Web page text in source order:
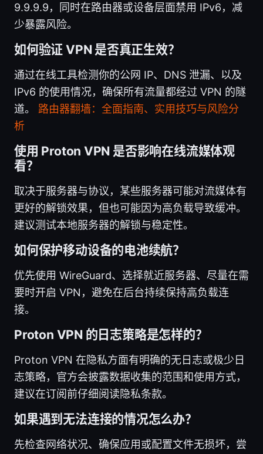
9.9.9.9，同时在路由器或设备层面禁用 IPv6，减
少暴露风险。
如何验证 VPN 是否真正生效？
通过在线工具检测你的公网 IP、DNS 泄漏、以及
IPv6 的使用情况，确保所有流量都经过 VPN 的隧
道。 路由器翻墙：全面指南、实用技巧与风险分
析
使用 Proton VPN 是否影响在线流媒体观
看？
取决于服务器与协议，某些服务器可能对流媒体有
更好的解锁效果，但也可能因为高负载导致缓冲。
建议测试本地服务器的解锁与稳定性。
如何保护移动设备的电池续航？
优先使用 WireGuard、选择就近服务器、尽量在需
要时开启 VPN，避免在后台持续保持高负载连
接。
Proton VPN 的日志策略是怎样的？
Proton VPN 在隐私方面有明确的无日志或极少日
志策略，官方会披露数据收集的范围和使用方式，
建议在订阅前仔细阅读隐私条款。
如果遇到无法连接的情况怎么办？
先检查网络状况、确保应用或配置文件无损坏，尝